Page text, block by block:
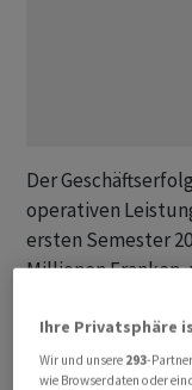
Der
operativen
ersten Semester
Millionen
Konzerngewinn.
Prozent auf 144,7
Ihre Privatsphäre
Wir und unsere 293-
wie Browserdaten oder